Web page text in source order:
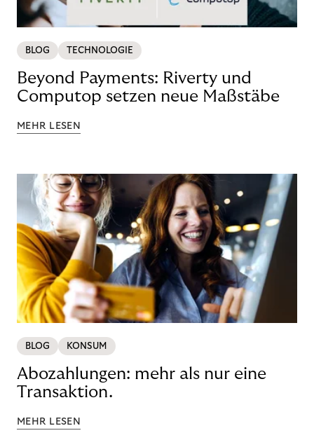
BLOG TECHNOLOGIE
Beyond Payments: Riverty und
Computop setzen neue Maßstäbe
MEHR LESEN
BLOG KONSUM
Abozahlungen: mehr als nur eine
Transaktion.
MEHR LESEN